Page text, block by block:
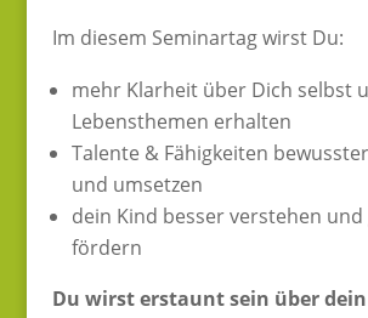
Im diesem Seminartag wirst Du:
mehr Klarheit über Dich selbst
Lebensthemen erhalten
Talente & Fähigkeiten
und umsetzen
dein Kind besser verstehen und
fördern
Du wirst erstaunt sein über dein